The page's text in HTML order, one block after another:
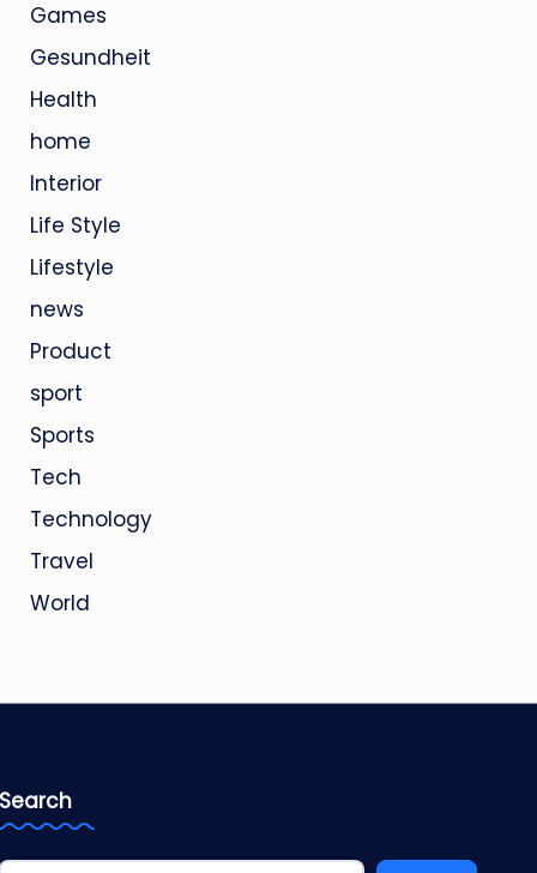
Games
Gesundheit
Health
home
Interior
Life Style
Lifestyle
news
Product
sport
Sports
Tech
Technology
Travel
World
Search